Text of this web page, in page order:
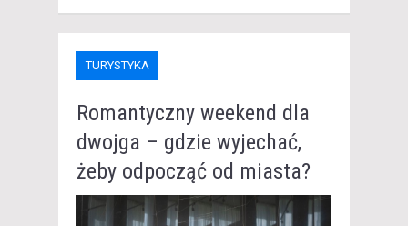
TURYSTYKA
Romantyczny weekend dla
dwojga – gdzie wyjechać,
żeby odpocząć od miasta?